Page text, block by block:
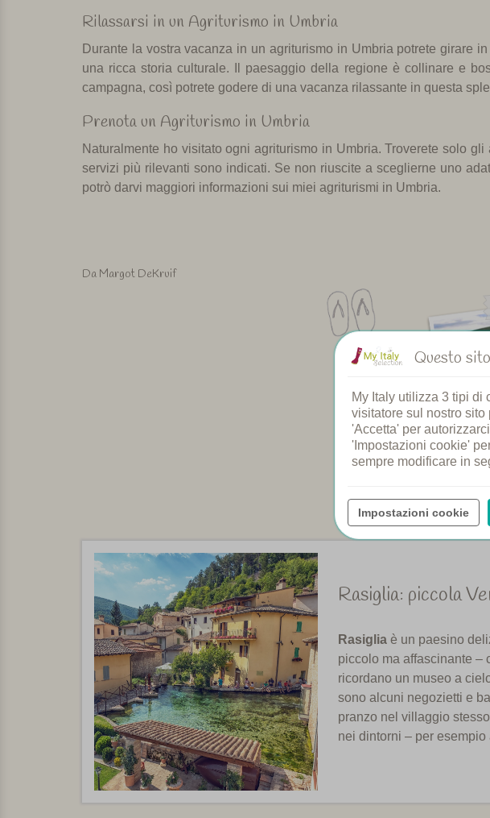
Rilassarsi in un Agriturismo in Umbria
Durante la vostra vacanza in un agriturismo in Umbria potrete girare
una ricca storia culturale. Il paesaggio della regione è collinare e
campagna, così potrete godere di una vacanza rilassante in questa
Prenota un Agriturismo in Umbria
Naturalmente ho visitato ogni agriturismo in Umbria. Troverete solo gli
servizi più rilevanti sono indicati. Se non riuscite asceglierne uno
potrò darvi maggiori informazioni sui miei agriturismi in Umbria.
Da Margot DeKruif
Rasiglia: piccola
Rasigliaè un paesino
piccolo ma affascinante –
ricordano un museo a
sono alcuni negozietti e
pranzo nel villaggio
nei dintorni – per esempio
Questo
My Italy utilizza 3 tipi di
visitatore sul nostro
'Accetta' per
'Impostazioni cookie'
sempre modificare in
Impostazioni cookie